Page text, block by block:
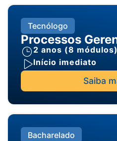
Tecnólogo
Processos
2 anos (8 módulos)
Início imediato
Saiba
Bacharelado